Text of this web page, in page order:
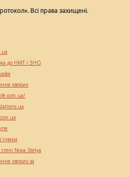
Всі права захищені.
до НМТ / ЗНО
хворих
сумки
Nova Stelya
хворих за